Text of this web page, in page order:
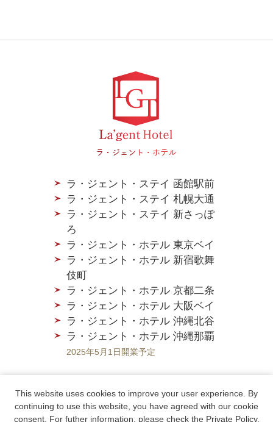
ラ・ジェント・ステイ 函館駅前
ラ・ジェント・ステイ 札幌大通
ラ・ジェント・ステイ 新さっぽ
ろ
ラ・ジェント・ホテル 東京ベイ
ラ・ジェント・ホテル 新宿歌舞
伎町
ラ・ジェント・ホテル 京都二条
ラ・ジェント・ホテル 大阪ベイ
ラ・ジェント・ホテル 沖縄北谷
ラ・ジェント・ホテル 沖縄那覇
2025年5月1日開業予定
会社概要
採用情報
This website uses cookies to improve your user experience. By
continuing to use this website, you have agreed with our cookie
consent. For futher information, please check the Private Policy.